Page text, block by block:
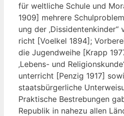
für welt­li­che Schu­le und
1909] meh­re­re
ung der
richt [Voel­kel 1894];
die Jugend­wei­he [Krapp
‚Lebens- und
un­ter­richt [Pen­zig 1917]
staats­bür­ger­li­che
Prak­ti­sche Bestre­bun­gen
Repu­blik in nahe­zu allen